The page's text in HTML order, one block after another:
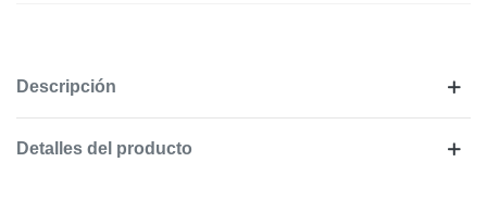
Descripción
Detalles del producto